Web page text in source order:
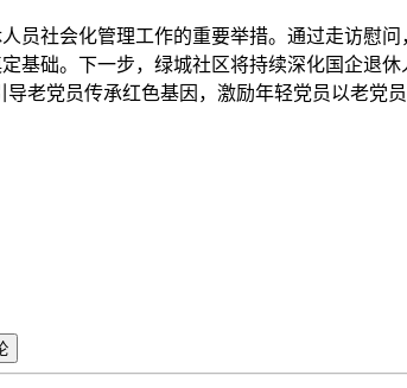
员社会化管理工作的重要举措。通过走访慰
基础。下一步，绿城社区将持续深化国企退
导老党员传承红色基因，激励年轻党员以老党